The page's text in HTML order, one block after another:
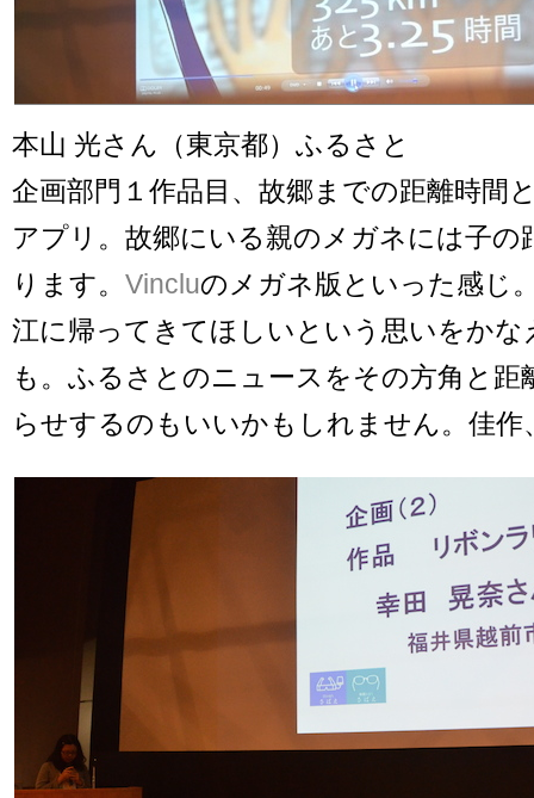
本山 光さん（東京都）ふるさと
企画部門１作品目、故郷までの距離時間
アプリ。故郷にいる親のメガネには子の
ります。 Vincluのメガネ版といった感じ
江に帰ってきてほしいという思いをかな
も。ふるさとのニュースをその方角と距
らせするのもいいかもしれません。佳作